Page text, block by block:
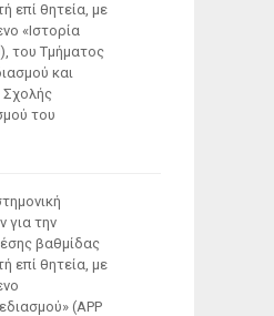
επί θητεία, με
«Ιστορία
του Τμήματος
και
Σχολής
του
για την
βαθμίδας
επί θητεία, με
(ΑΡΡ